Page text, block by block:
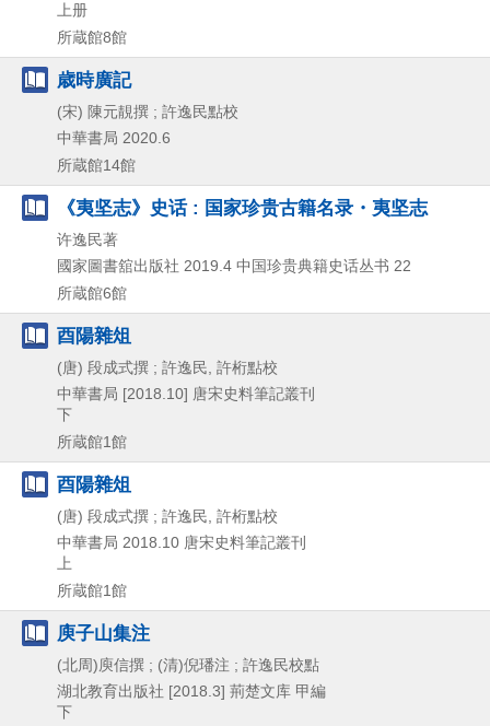
上册
所蔵館8館
歳時廣記
(宋) 陳元靚撰 ; 許逸民點校
中華書局 2020.6
所蔵館14館
《夷坚志》史话 : 国家珍贵古籍名录・夷坚志
许逸民著
國家圖書舘出版社 2019.4 中国珍贵典籍史话丛书 22
所蔵館6館
酉陽雜俎
(唐) 段成式撰 ; 許逸民, 許桁點校
中華書局 [2018.10] 唐宋史料筆記叢刊
下
所蔵館1館
酉陽雜俎
(唐) 段成式撰 ; 許逸民, 許桁點校
中華書局 2018.10 唐宋史料筆記叢刊
上
所蔵館1館
庾子山集注
(北周)庾信撰 ; (清)倪璠注 ; 許逸民校點
湖北教育出版社 [2018.3] 荊楚文库 甲編
下